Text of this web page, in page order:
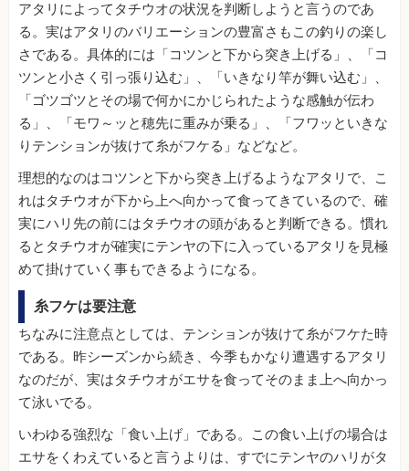
アタリによってタチウオの状況を判断しようと言うのであ
る。実はアタリのバリエーションの豊富さもこの釣りの楽し
さである。具体的には「コツンと下から突き上げる」、「コ
ツンと小さく引っ張り込む」、「いきなり竿が舞い込む」、
「ゴツゴツとその場で何かにかじられたような感触が伝わ
る」、「モワ～ッと穂先に重みが乗る」、「フワッといきな
りテンションが抜けて糸がフケる」などなど。
理想的なのはコツンと下から突き上げるようなアタリで、こ
れはタチウオが下から上へ向かって食ってきているので、確
実にハリ先の前にはタチウオの頭があると判断できる。慣れ
るとタチウオが確実にテンヤの下に入っているアタリを見極
めて掛けていく事もできるようになる。
糸フケは要注意
ちなみに注意点としては、テンションが抜けて糸がフケた時
である。昨シーズンから続き、今季もかなり遭遇するアタリ
なのだが、実はタチウオがエサを食ってそのまま上へ向かっ
て泳いでる。
いわゆる強烈な「食い上げ」である。この食い上げの場合は
エサをくわえていると言うよりは、すでにテンヤのハリがタ